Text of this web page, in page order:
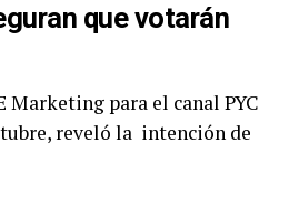
que votarán
para el canal PYC
reveló la intención de